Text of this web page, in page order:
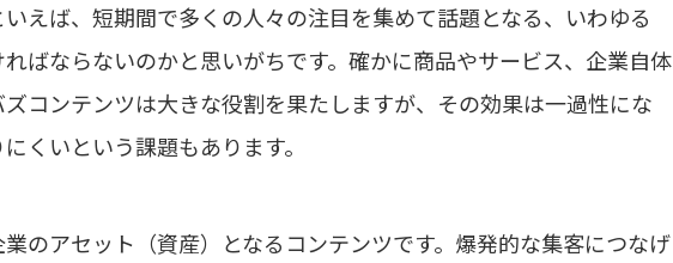
えば、短期間で多くの人々の注目を集めて話題となる、いわゆる
ればならないのかと思いがちです。確かに商品やサービス、企業自体
コンテンツは大きな役割を果たしますが、その効果は一過性にな
くいという課題もあります。
のアセット（資産）となるコンテンツです。爆発的な集客につなげ